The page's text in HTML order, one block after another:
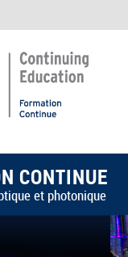
CONTINUE
et photonique